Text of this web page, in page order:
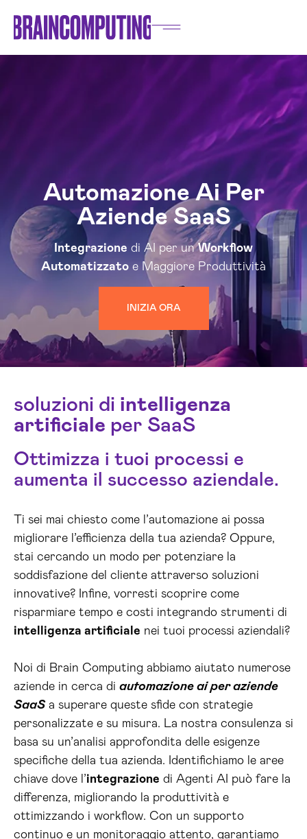
Automazione Ai Per
Aziende SaaS
Integrazione di AI per unWorkflow
Automatizzato e Maggiore Produttività
INIZIA ORA
soluzioni di intelligenza
artificiale per SaaS
Ottimizza i tuoi processi e
aumenta il successo aziendale.
Ti sei mai chiesto come l’automazione ai possa
migliorare l’efficienza della tua azienda? Oppure,
stai cercando un modo per potenziare la
soddisfazione del cliente attraverso soluzioni
innovative? Infine, vorresti scoprire come
risparmiare tempo e costi integrando strumenti di
intelligenza artificiale nei tuoi processi aziendali?
Noi di Brain Computing abbiamo aiutato numerose
aziende in cerca di automazione ai per aziende
SaaSa superare queste sfide con strategie
personalizzate e su misura. La nostra consulenza si
basa su un’analisi approfondita delle esigenze
specifiche della tua azienda. Identifichiamo le aree
chiave dove l’integrazione di Agenti AI può fare la
differenza, migliorando la produttività e
ottimizzando i workflow. Con un supporto
continuo e un monitoraggio attento, garantiamo